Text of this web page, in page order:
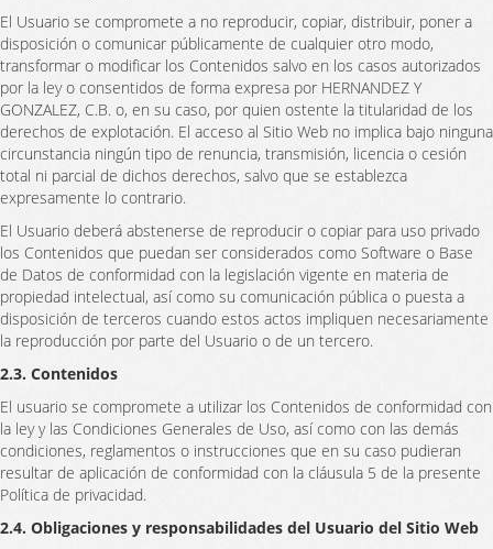
El Usuario se compromete a no reproducir, copiar, distribuir, poner a
disposición o comunicar públicamente de cualquier otro modo,
transformar o modificar los Contenidos salvo en los casos autorizados
por la ley o consentidos de forma expresa por HERNANDEZ Y
GONZALEZ, C.B. o, en su caso, por quien ostente la titularidad de los
derechos de explotación. El acceso al Sitio Web no implica bajo ninguna
circunstancia ningún tipo de renuncia, transmisión, licencia o cesión
total ni parcial de dichos derechos, salvo que se establezca
expresamente lo contrario.
El Usuario deberá abstenerse de reproducir o copiar para uso privado
los Contenidos que puedan ser considerados como Software o Base
de Datos de conformidad con la legislación vigente en materia de
propiedad intelectual, así como su comunicación pública o puesta a
disposición de terceros cuando estos actos impliquen necesariamente
la reproducción por parte del Usuario o de un tercero.
2.3. Contenidos
El usuario se compromete a utilizar los Contenidos de conformidad con
la ley y las Condiciones Generales de Uso, así como con las demás
condiciones, reglamentos o instrucciones que en su caso pudieran
resultar de aplicación de conformidad con la cláusula 5 de la presente
Política de privacidad.
2.4. Obligaciones y responsabilidades del Usuario del Sitio Web